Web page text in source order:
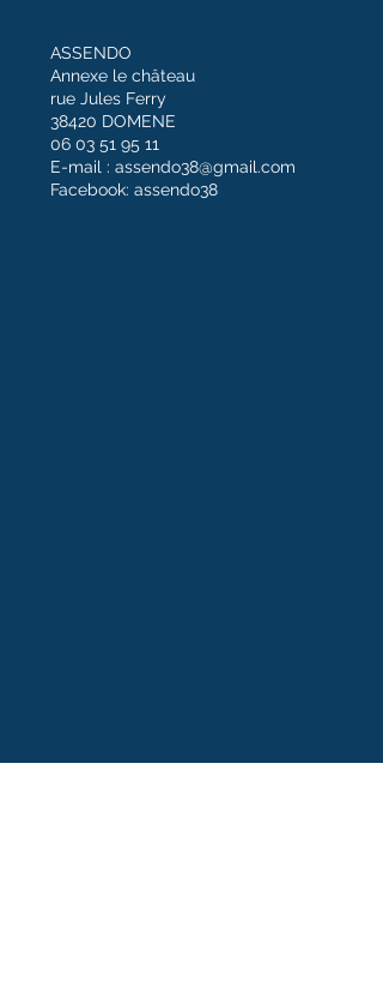
ASSENDO
Annexe le château
rue Jules Ferry
38420 DOMENE
06 03 51 95 11
E-mail : assendo38@gmail.com
Facebook: assendo38